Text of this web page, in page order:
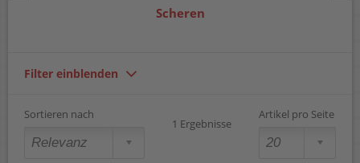
Scheren
Filter einblenden
Sortieren nach
1 Ergebnisse
Artikel pro Seite